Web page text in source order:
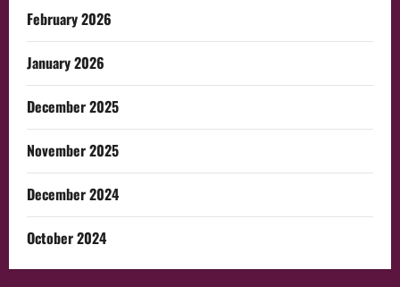
February 2026
January 2026
December 2025
November 2025
December 2024
October 2024